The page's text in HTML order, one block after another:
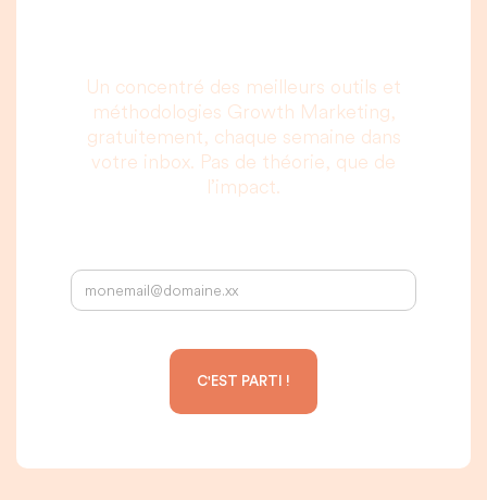
Un concentré des meilleurs outils et
méthodologies Growth Marketing,
gratuitement, chaque semaine dans
votre inbox. Pas de théorie, que de
l’impact.